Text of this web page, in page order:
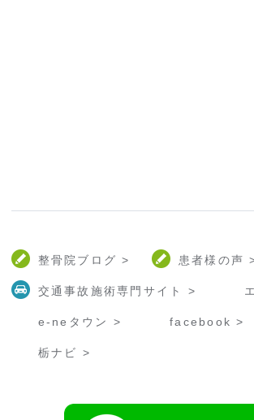
整骨院ブログ > 患者様の声
交通事故施術専門サイト >
e-neタウン > facebook >
栃ナビ >